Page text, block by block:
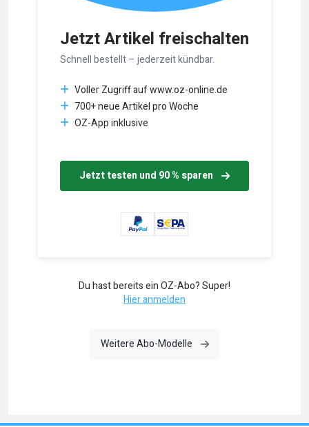
Jetzt Artikel freischalten
Schnell bestellt – jederzeit kündbar.
Voller Zugriff auf www.oz-online.de
700+ neue Artikel pro Woche
OZ-App inklusive
Jetzt testen und 90 % sparen
Du hast bereits ein OZ-Abo? Super!
Hier anmelden
Weitere Abo-Modelle